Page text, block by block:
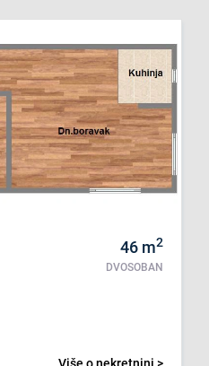
46 m2
DVOSOBAN